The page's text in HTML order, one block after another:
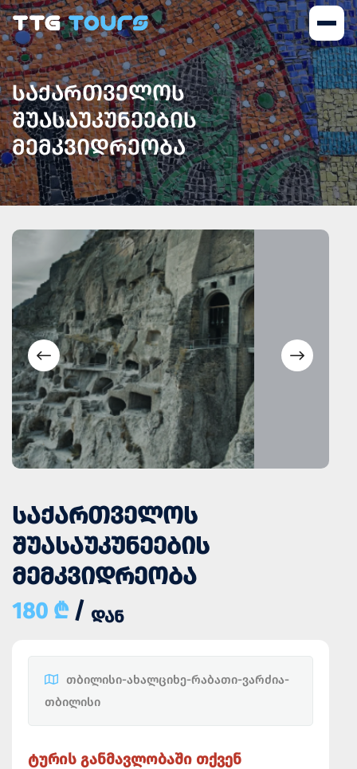
ᲡᲐᲥᲐᲠᲗᲕᲔᲚᲝᲡ
ᲨᲣᲐᲡᲐᲣᲙᲣᲜᲔᲔᲑᲘᲡ
ᲛᲔᲛᲙᲕᲘᲓᲠᲔᲝᲑᲐ
ᲡᲐᲥᲐᲠᲗᲕᲔᲚᲝᲡ
ᲨᲣᲐᲡᲐᲣᲙᲣᲜᲔᲔᲑᲘᲡ
ᲛᲔᲛᲙᲕᲘᲓᲠᲔᲝᲑᲐ
180 ₾ / ᲓᲐᲜ
თბილისი-ახალციხე-რაბათი-ვარძია-
თბილისი
ტურის განმავლობაში თქვენ